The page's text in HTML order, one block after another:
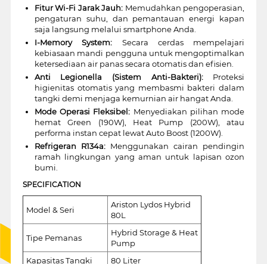
Fitur Wi-Fi Jarak Jauh: Memudahkan pengoperasian,
pengaturan suhu, dan pemantauan energi kapan
saja langsung melalui smartphone Anda.
I-Memory System: Secara cerdas mempelajari
kebiasaan mandi pengguna untuk mengoptimalkan
ketersediaan air panas secara otomatis dan efisien.
Anti Legionella (Sistem Anti-Bakteri):Proteksi
higienitas otomatis yang membasmi bakteri dalam
tangki demi menjaga kemurnian air hangat Anda.
Mode Operasi Fleksibel: Menyediakan pilihan mode
hemat Green (190W), Heat Pump (200W), atau
performa instan cepat lewat Auto Boost (1200W).
Refrigeran R134a:Menggunakan cairan pendingin
ramah lingkungan yang aman untuk lapisan ozon
bumi.
SPECIFICATION
Model & Seri
Ariston Lydos Hybrid
80L
Tipe Pemanas
Hybrid Storage & Heat
Pump
Kapasitas Tangki
80 Liter